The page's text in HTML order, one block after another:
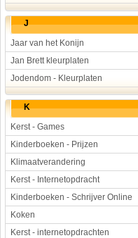
J
Jaar van het Konijn
Jan Brett kleurplaten
Jodendom - Kleurplaten
K
Kerst - Games
Kinderboeken - Prijzen
Klimaatverandering
Kerst - Internetopdracht
Kinderboeken - Schrijver Online
Koken
Kerst - internetopdrachten